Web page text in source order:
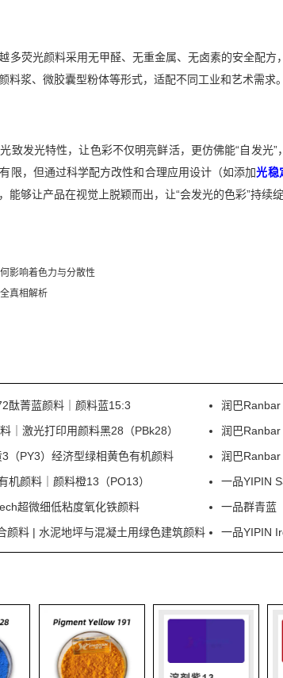
多荧光颜料采用无甲醛、无重金属、无卤素的安全配
料浆、微胶囊型粉体等形式，适配不同工业和艺术需求。
致发光特性，让色彩不仅明亮鲜活，更仿佛能“自发光
限，但通过科学配方改性和合理应用设计（如添加光稳
够让产品在视觉上脱颖而出，让“会发光的色彩”持续绽
影响着色力与分散性
真相解析
酞菁蓝颜料｜颜料蓝15:3
润巴
｜激光打印用颜料黑28（PBk28）
润巴Ranbar
（PY3）经济型绿相黄色有机颜料
润巴
颜料｜颜料橙13（PO13）
一品YIPIN
超微细低粘度氧化铁颜料
一品群青蓝
颜料 | 水泥地坪与混凝土用绿色建筑颜料
一品YIPIN